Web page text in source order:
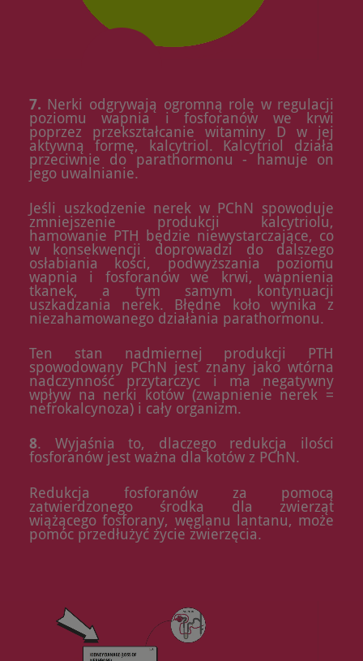
7. Nerki odgrywają ogromną rolę w regulacji
poziomu wapnia i fosforanów we krwi
poprzez przekształcanie witaminy D w jej
aktywną formę, kalcytriol. Kalcytriol działa
przeciwnie do parathormonu - hamuje on
jego uwalnianie.
Jeśli uszkodzenie nerek w PChN spowoduje
zmniejszenie produkcji kalcytriolu,
hamowanie PTH będzie niewystarczające, co
w konsekwencji doprowadzi do dalszego
osłabiania kości, podwyższania poziomu
wapnia i fosforanów we krwi, wapnienia
tkanek, a tym samym kontynuacji
uszkadzania nerek. Błędne koło wynika z
niezahamowanego działania parathormonu.
Ten stan nadmiernej produkcji PTH
spowodowany PChN jest znany jako wtórna
nadczynność przytarczyc i ma negatywny
wpływ na nerki kotów (zwapnienie nerek =
nefrokalcynoza) i cały organizm.
8. Wyjaśnia to, dlaczego redukcja ilości
fosforanów jest ważna dla kotów z PChN.
Redukcja fosforanów za pomocą
zatwierdzonego środka dla zwierząt
wiążącego fosforany, węglanu lantanu, może
pomóc przedłużyć życie zwierzęcia.